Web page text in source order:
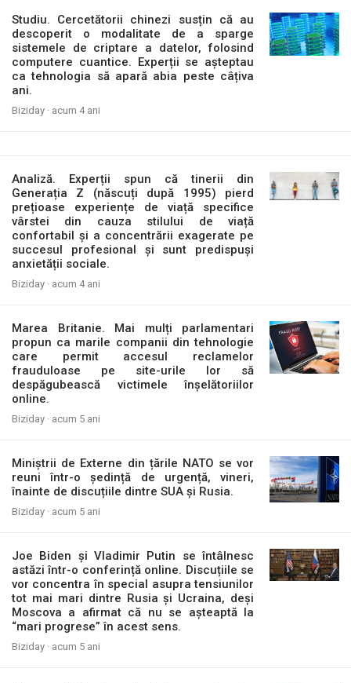
Studiu. Cercetătorii chinezi susțin că au
descoperit o modalitate de a sparge
sistemele de criptare a datelor, folosind
computere cuantice. Experții se așteptau
ca tehnologia să apară abia peste câțiva
ani.
Biziday · acum 4 ani
Analiză. Experții spun că tinerii din
Generația Z (născuți după 1995) pierd
prețioase experiențe de viață specifice
vârstei din cauza stilului de viață
confortabil și a concentrării exagerate pe
succesul profesional și sunt predispuși
anxietății sociale.
Biziday · acum 4 ani
Marea Britanie. Mai mulți parlamentari
propun ca marile companii din tehnologie
care permit accesul reclamelor
frauduloase pe site-urile lor să
despăgubească victimele înșelătoriilor
online.
Biziday · acum 5 ani
Miniștrii de Externe din țările NATO se vor
reuni într-o ședință de urgență, vineri,
înainte de discuțiile dintre SUA și Rusia.
Biziday · acum 5 ani
Joe Biden și Vladimir Putin se întâlnesc
astăzi într-o conferință online. Discuțiile se
vor concentra în special asupra tensiunilor
tot mai mari dintre Rusia și Ucraina, deși
Moscova a afirmat că nu se așteaptă la
“mari progrese” în acest sens.
Biziday · acum 5 ani